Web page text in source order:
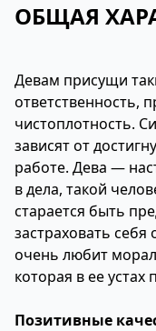
ОБЩАЯ
Девам присущи
ответственность,
чистоплотность.
зависят от
работе. Дева —
в дела, такой
старается быть
застраховать
очень любит
которая в ее
Позитивные